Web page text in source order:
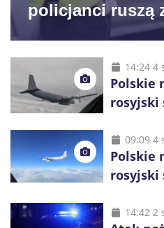
policjanci ruszą
14:24 4
Polskie
rosyjski
09:09 4
Polskie
rosyjski
14:42 2